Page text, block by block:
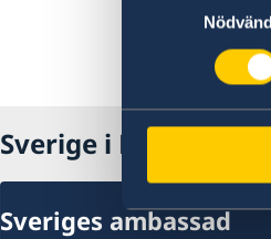
Sverige i Mongoliet
Sveriges ambassad